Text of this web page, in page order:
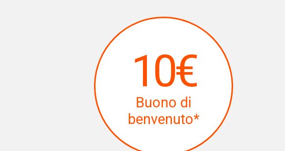
10€
Buono di
benvenuto*